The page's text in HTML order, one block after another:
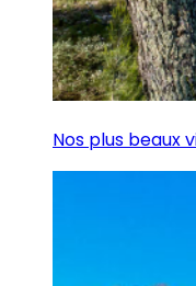
Nos plus beaux